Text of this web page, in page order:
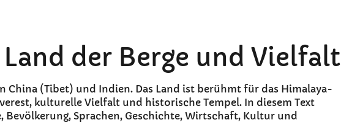
der Berge und Vielfalt
China (Tibet) und Indien. Das Land ist berühmt für das Himalaya-
kulturelle Vielfalt und historische Tempel. In diesem Text
Bevölkerung, Sprachen, Geschichte, Wirtschaft, Kultur und